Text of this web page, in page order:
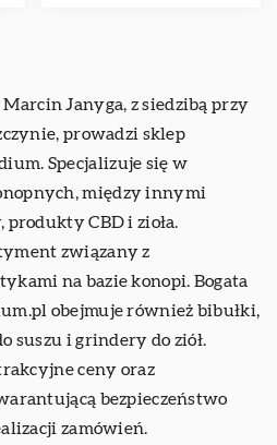
Janyga, z siedzibą przy
prowadzi sklep
Specjalizuje się w
między innymi
CBD i zioła.
związany z
na bazie konopi. Bogata
obejmuje również bibułki,
suszu i grindery do ziół.
ceny oraz
bezpieczeństwo
zamówień.